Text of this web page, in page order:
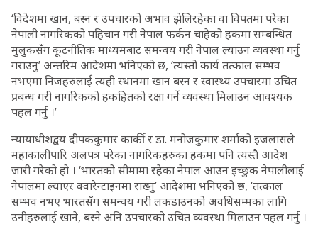
‘विदेशमा खान, बस्न र उपचारको अभाव झेलिरहेका वा विपतमा परेका
नेपाली नागरिकको पहिचान गरी नेपाल फर्कन चाहेको हकमा सम्बन्धित
मुलुकसँग कूटनीतिक माध्यमबाट समन्वय गरी नेपाल ल्याउन व्यवस्था गर्नु
गराउनु’ अन्तरिम आदेशमा भनिएको छ, ‘त्यस्तो कार्य तत्काल सम्भव
नभएमा निजहरुलाई त्यही स्थानमा खान बस्न र स्वास्थ्य उपचारमा उचित
प्रबन्ध गरी नागरिकको हकहितको रक्षा गर्ने व्यवस्था मिलाउन आवश्यक
पहल गर्नु ।’
न्यायाधीशद्वय दीपककुमार कार्की र डा. मनोजकुमार शर्माको इजलासले
महाकालीपारि अलपत्र परेका नागरिकहरुका हकमा पनि त्यस्तै आदेश
जारी गरेको हो । ‘भारतको सीमामा रहेका नेपाल आउन इच्छुक नेपालीलाई
नेपालमा ल्याएर क्‍वारेन्टाइनमा राख्नु’ आदेशमा भनिएको छ, ‘तत्काल
सम्भव नभए भारतसँग समन्वय गरी लकडाउनको अवधिसम्मका लागि
उनीहरुलाई खाने, बस्ने अनि उपचारको उचित व्यवस्था मिलाउन पहल गर्नु ।